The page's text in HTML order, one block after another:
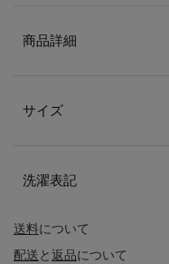
送料について
配送と返品について
商品詳細
サイズ
洗濯表記